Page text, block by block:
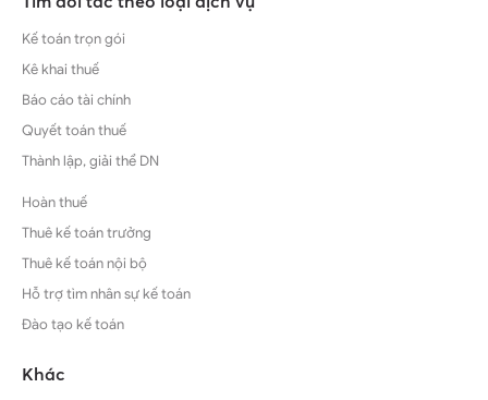
Kế toán trọn gói
Kê khai thuế
Báo cáo tài chính
Quyết toán thuế
Thành lập, giải thể DN
Hoàn thuế
Thuê kế toán trưởng
Thuê kế toán nội bộ
Hỗ trợ tìm nhân sự kế toán
Đào tạo kế toán
Khác